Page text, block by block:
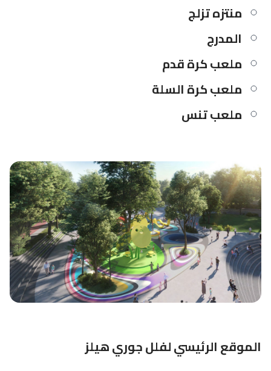
منتزه تزلج
المدرج
ملعب كرة قدم
ملعب كرة السلة
ملعب تنس
الموقع الرئيسي لفلل جوري هيلز